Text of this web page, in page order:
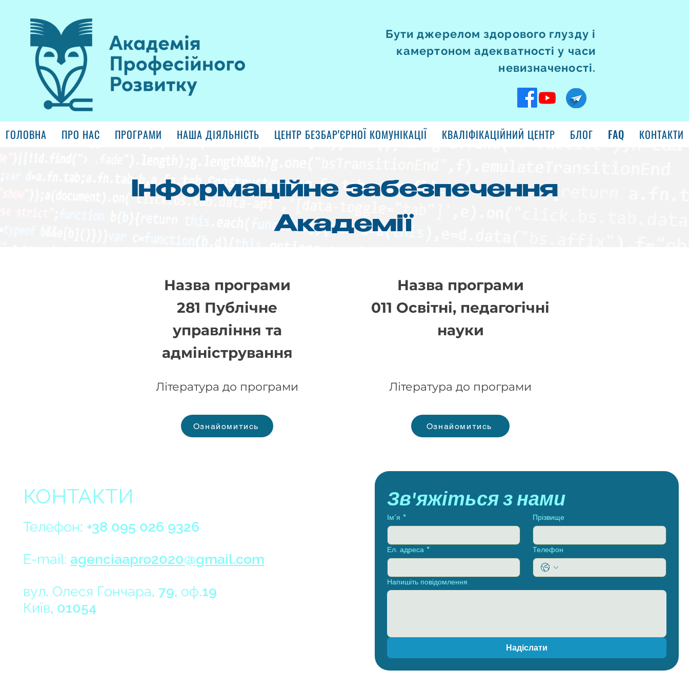
Бути джерелом здорового глузду і
камертоном адекватності у часи
невизначеності.
ГОЛОВНА ПРО НАС ПРОГРАМИ НАША ДІЯЛЬНІСТЬ ЦЕНТР БЕЗБАР'ЄРНОЇ КОМУНІКАЦІЇ КВАЛІФІКАЦІЙНИЙ ЦЕНТР БЛОГ FAQ КОНТАКТИ
Інформаційне забезпечення
Академії
Назва програми
281 Публічне
управління та
адміністрування
Література до програми
Ознайомитись
Назва програми
011 Освітні, педагогічні
науки
Література до програми
Ознайомитись
КОНТАКТИ
Телефон: +38 095 026 9326
E-mail: agenciaapro2020@gmail.com
вул. Олеся Гончара, 79, оф.19
Київ, 01054
Зв'яжіться з нами
Ім’я * Прізвище
Ел. адреса * Телефон
Напишіть повідомлення
Надіслати